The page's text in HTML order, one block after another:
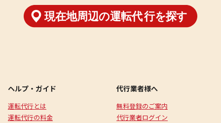
ヘルプ・ガイド
運転代行とは
運転代行の料金
代行業者様へ
無料登録のご案内
代行業者ログイン